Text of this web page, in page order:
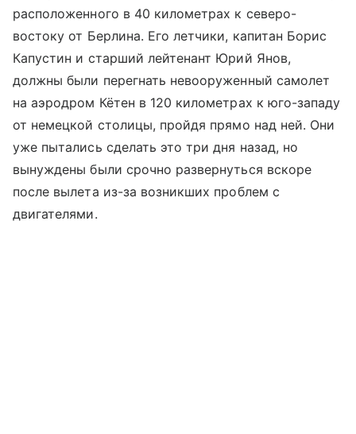
расположенного в 40 километрах к северо-
востоку от Берлина. Его летчики, капитан Борис
Капустин и старший лейтенант Юрий Янов,
должны были перегнать невооруженный самолет
на аэродром Кётен в 120 километрах к юго-западу
от немецкой столицы, пройдя прямо над ней. Они
уже пытались сделать это три дня назад, но
вынуждены были срочно развернуться вскоре
после вылета из-за возникших проблем с
двигателями.